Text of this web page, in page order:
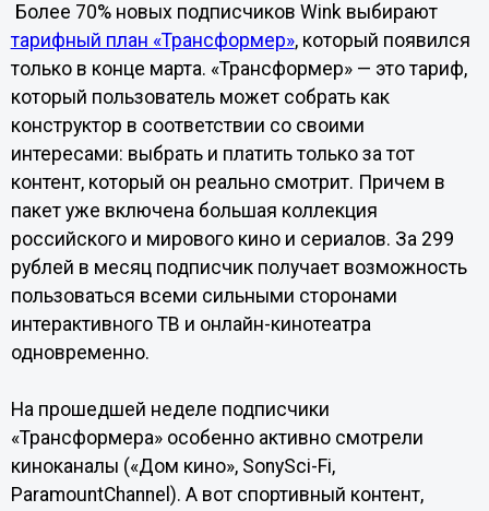
Более 70% новых подписчиков Wink выбирают
тарифный план «Трансформер», который появился
только в конце марта. «Трансформер» — это тариф,
который пользователь может собрать как
конструктор в соответствии со своими
интересами: выбрать и платить только за тот
контент, который он реально смотрит. Причем в
пакет уже включена большая коллекция
российского и мирового кино и сериалов. За 299
рублей в месяц подписчик получает возможность
пользоваться всеми сильными сторонами
интерактивного ТВ и онлайн-кинотеатра
одновременно.
На прошедшей неделе подписчики
«Трансформера» особенно активно смотрели
киноканалы («Дом кино», SonySci-Fi,
ParamountChannel). А вот спортивный контент,